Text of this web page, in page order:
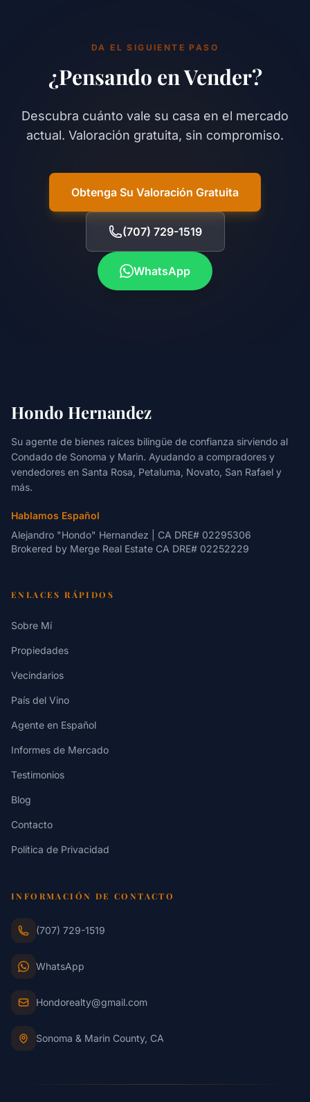
DA EL SIGUIENTE PASO
¿Pensando en Vender?
Descubra cuánto vale su casa en el mercado
actual. Valoración gratuita, sin compromiso.
Obtenga Su Valoración Gratuita
(707) 729-1519
WhatsApp
Hondo Hernandez
Su agente de bienes raíces bilingüe de confianza sirviendo al
Condado de Sonoma y Marin. Ayudando a compradores y
vendedores en Santa Rosa, Petaluma, Novato, San Rafael y
más.
Hablamos Español
Alejandro "Hondo" Hernandez | CA DRE# 02295306
Brokered by Merge Real Estate CA DRE# 02252229
ENLACES RÁPIDOS
Sobre Mí
Propiedades
Vecindarios
País del Vino
Agente en Español
Informes de Mercado
Testimonios
Blog
Contacto
Política de Privacidad
INFORMACIÓN DE CONTACTO
(707) 729-1519
WhatsApp
Hondorealty@gmail.com
Sonoma & Marin County, CA